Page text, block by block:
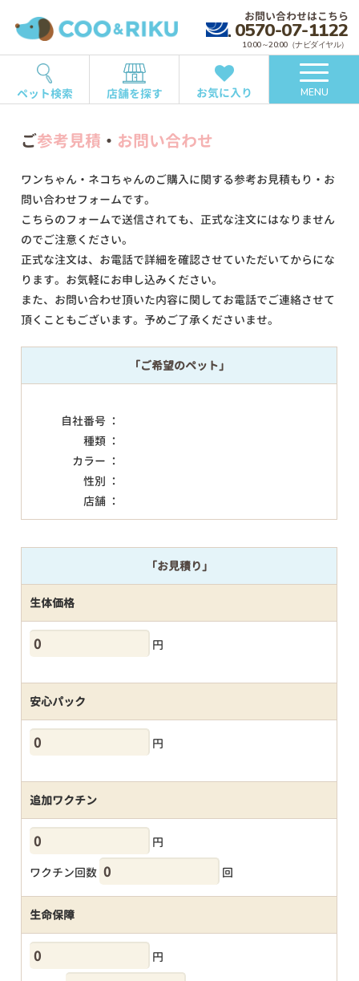
お問い合わせはこちら
0570-07-1122
10:00～20:00（ナビダイヤル）
ペット検索 店舗を探す お気に入り MENU
ご参考見積 ・ お問い合わせ
ワンちゃん・ネコちゃんのご購入に関する参考お見積もり・お
問い合わせフォームです。
こちらのフォームで送信されても、正式な注文にはなりません
のでご注意ください。
正式な注文は、お電話で詳細を確認させていただいてからにな
ります。お気軽にお申し込みください。
また、お問い合わせ頂いた内容に関してお電話でご連絡させて
頂くこともございます。予めご了承くださいませ。
「ご希望のペット」
自社番号 ：
種類 ：
カラー ：
性別 ：
店舗 ：
「お見積り」
生体価格
円
安心パック
円
追加ワクチン
円
ワクチン回数
回
生命保障
円